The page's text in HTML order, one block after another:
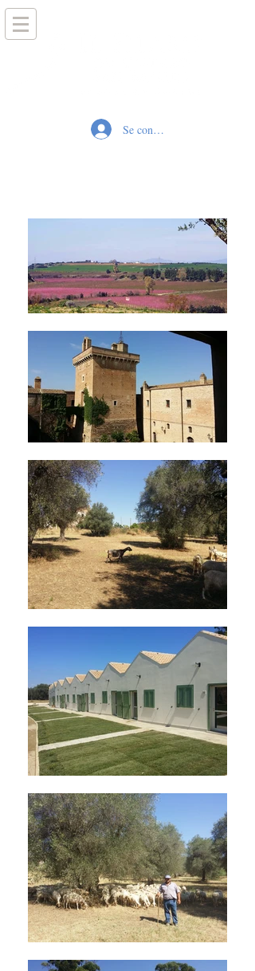
Se connecter